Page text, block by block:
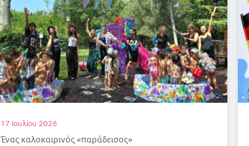
17 Ιουλίου 2026
Ένας καλοκαιρινός «παράδεισος»